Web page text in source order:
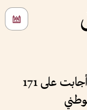
عبدالرحمن العويس: الحكومة أجابت على 171